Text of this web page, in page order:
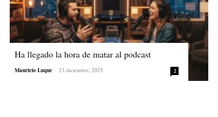
Ha llegado la hora de matar al podcast
Mauricio Luque - 23 diciembre, 2025 2